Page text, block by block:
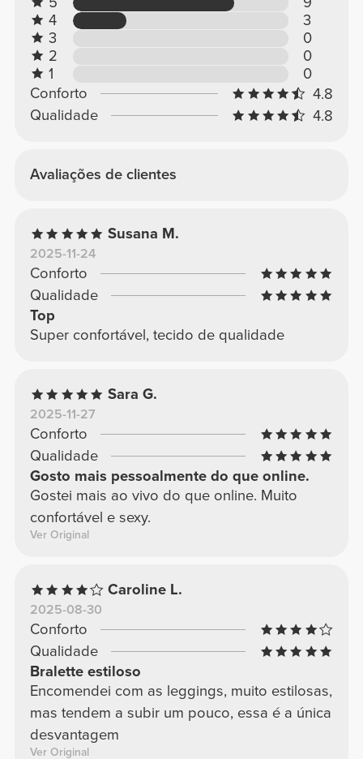
4
3
3
0
2
0
1
0
Conforto
4.8
Qualidade
4.8
Avaliações de clientes
Susana M.
2025-11-24
Conforto
Qualidade
Top
Super confortável, tecido de qualidade
Sara G.
2025-11-27
Conforto
Qualidade
Gosto mais pessoalmente do que online.
Gostei mais ao vivo do que online. Muito
confortável e sexy.
Ver Original
Caroline L.
2025-08-30
Conforto
Qualidade
Bralette estiloso
Encomendei com as leggings, muito estilosas,
mas tendem a subir um pouco, essa é a única
desvantagem
Ver Original